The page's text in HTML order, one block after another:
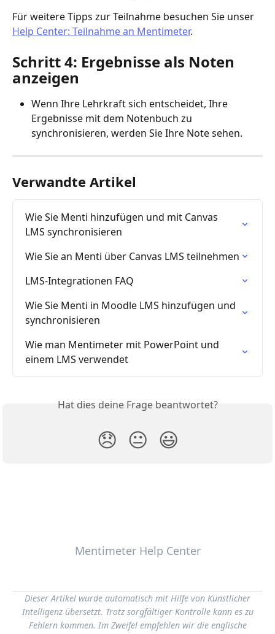
Für weitere Tipps zur Teilnahme besuchen Sie unser
Help Center: Teilnahme an Mentimeter.
Schritt 4: Ergebnisse als Noten
anzeigen
Wenn Ihre Lehrkraft sich entscheidet, Ihre
Ergebnisse mit dem Notenbuch zu
synchronisieren, werden Sie Ihre Note sehen.
Verwandte Artikel
Wie Sie Menti hinzufügen und mit Canvas
LMS synchronisieren
Wie Sie an Menti über Canvas LMS teilnehmen
LMS-Integrationen FAQ
Wie Sie Menti in Moodle LMS hinzufügen und
synchronisieren
Wie man Mentimeter mit PowerPoint und
einem LMS verwendet
Hat dies deine Frage beantwortet?
😞 😐 😃
Mentimeter Help Center
Dieser Artikel wurde automatisch mit Hilfe von Künstlicher
Intelligenz übersetzt. Trotz sorgfältiger Kontrolle kann es zu
Fehlern kommen. Im Zweifel empfehlen wir die englische